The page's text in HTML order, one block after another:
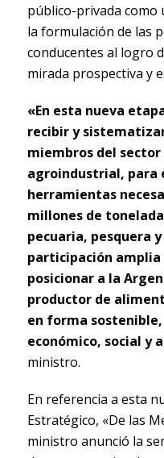
público-privada
la formulación de las
conducentes al logro
mirada prospectiva y
«En esta nueva
recibir y
miembros del
agroindustrial, para
herramientas
millones de
pecuaria, pesquera
participación
posicionar a la
productor de
en forma
económico, social y
ministro.
En referencia a esta
Estratégico, «De las
ministro anunció la